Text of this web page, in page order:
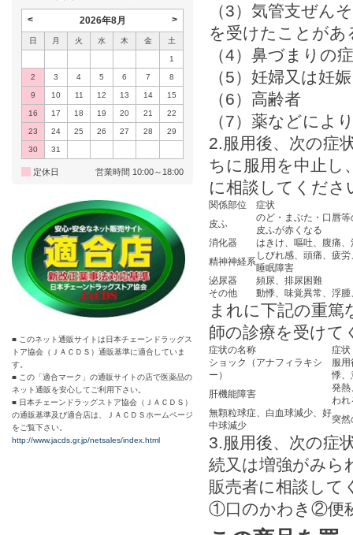
（3）気管支ぜん
を受けたことがあ
（4）鼻づまりの
（5）妊婦又は妊
（6）高齢者
（7）薬などによ
2.服用後、次の症
ちに服用を中止し
に相談してくださ
関係部位
症状
皮ふ
のど・まぶた・口唇
皮ふが赤くなる
消化器
はきけ、嘔吐、腹痛、
精神神経系
しびれ感、頭痛、疲
睡眠障害
泌尿器
頻尿、排尿困難
その他
動悸、味覚異常、浮
まれに下記の重
師の診療を受けて
症状の名称
症状
ショック（アナフィラキシ
ー）
服
悸、
肝機能障害
発熱
われ
無顆粒球症、白血球減少、好
中球減少
突
3.服用後、次の症
続又は増強がみら
販売者に相談して
①口のかわき②便
< >
2026年8月
日 月 火 水 木 金 土
1
2 3 4 5 6 7 8
9 10 11 12 13 14 15
16 17 18 19 20 21 22
23 24 25 26 27 28 29
30 31
定休日 営業時間 10:00～18:00
■ このネット通販サイトは日本チェーンドラッグス
トア協会（ＪＡＣＤＳ）通販基準に適合していま
す。
■ この「適合マーク」の通販サイトの店で医薬品の
ネット通販を安心してご利用下さい。
■ 日本チェーンドラッグストア協会（ＪＡＣＤＳ）
の通販基準及び適合店は、ＪＡＣＤＳホームページ
をご覧下さい。
http://www.jacds.gr.jp/netsales/index.html